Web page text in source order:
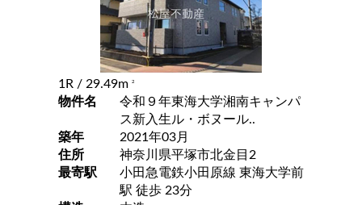
1R / 29.49m 2
物件名
令和９年東海大学湘南キャンパ
ス新入生ル・ボヌール..
築年
2021年03月
住所
神奈川県平塚市北金目2
最寄駅
小田急電鉄小田原線 東海大学前
駅 徒歩 23分